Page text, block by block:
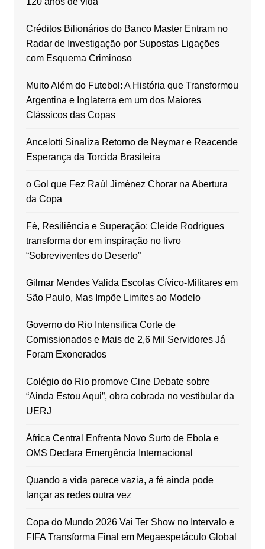
Créditos Bilionários do Banco Master Entram no
Radar de Investigação por Supostas Ligações
com Esquema Criminoso
Muito Além do Futebol: A História que Transformou
Argentina e Inglaterra em um dos Maiores
Clássicos das Copas
Ancelotti Sinaliza Retorno de Neymar e Reacende
Esperança da Torcida Brasileira
o Gol que Fez Raúl Jiménez Chorar na Abertura
da Copa
Fé, Resiliência e Superação: Cleide Rodrigues
transforma dor em inspiração no livro
“Sobreviventes do Deserto”
Gilmar Mendes Valida Escolas Cívico-Militares em
São Paulo, Mas Impõe Limites ao Modelo
Governo do Rio Intensifica Corte de
Comissionados e Mais de 2,6 Mil Servidores Já
Foram Exonerados
Colégio do Rio promove Cine Debate sobre
“Ainda Estou Aqui”, obra cobrada no vestibular da
UERJ
África Central Enfrenta Novo Surto de Ebola e
OMS Declara Emergência Internacional
Quando a vida parece vazia, a fé ainda pode
lançar as redes outra vez
Copa do Mundo 2026 Vai Ter Show no Intervalo e
FIFA Transforma Final em Megaespetáculo Global